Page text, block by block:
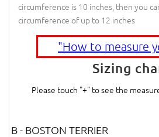
circumference is 10 inches, then you
circumference of up to 12 inches
"How to measure
Sizing
Please touch "+" to see the
B - BOSTON TERRIER